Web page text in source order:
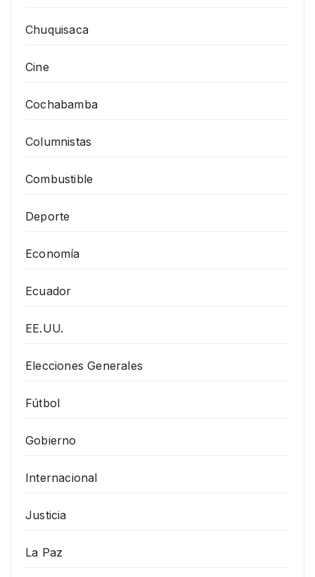
Chuquisaca
Cine
Cochabamba
Columnistas
Combustible
Deporte
Economía
Ecuador
EE.UU.
Elecciones Generales
Fútbol
Gobierno
Internacional
Justicia
La Paz